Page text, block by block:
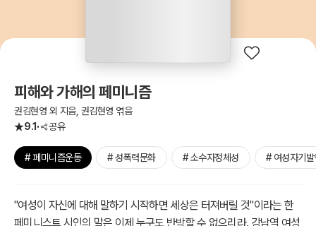
피해와 가해의 페미니즘
권김현영 외 지음, 권김현영 엮음
9.1
공유
# 페미니즘운동 # 성폭력문화 # 소수자정체성 # 여성자기발
"여성이 자신에 대해 말하기 시작하면 세상은 터져버릴 것"이라는 한
페미니스트 시인의 말은 이제 누구도 반박할 수 없으리라. 강남역 여성